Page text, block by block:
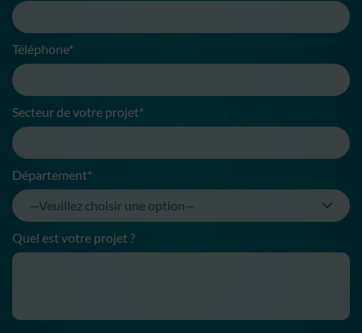
Téléphone*
Secteur de votre projet*
Département*
Quel est votre projet ?